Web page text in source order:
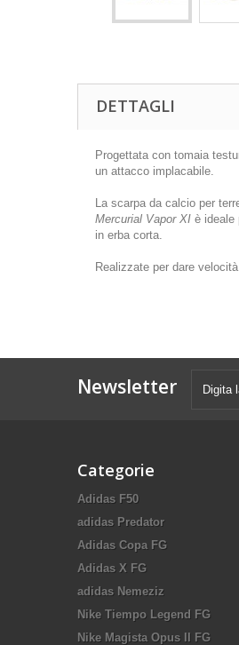
DETTAGLI
Progettata con tomaia
un attacco implacabile.
La scarpa da calcio per
Mercurial Vapor XI è ideale
in erba corta.
Realizzate per dare
Newsletter
Categorie
Adidas F50
adidas Predator
Adidas Copa FG
Adidas X FG
adidas Nemeziz
Nike Tiempo Legend FG
Nike Magista Opus II FG